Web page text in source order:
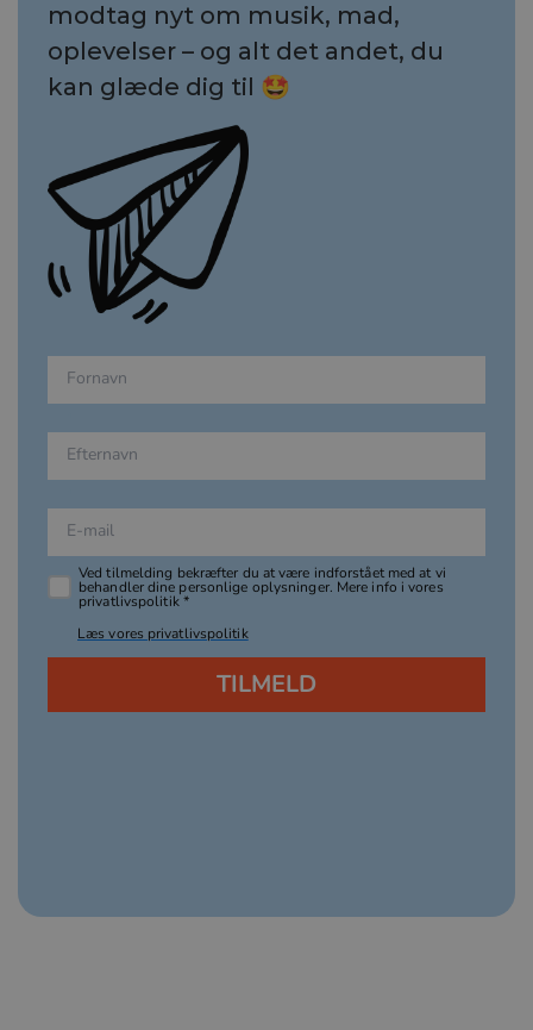
modtag nyt om musik, mad,
oplevelser – og alt det andet, du
kan glæde dig til 🤩